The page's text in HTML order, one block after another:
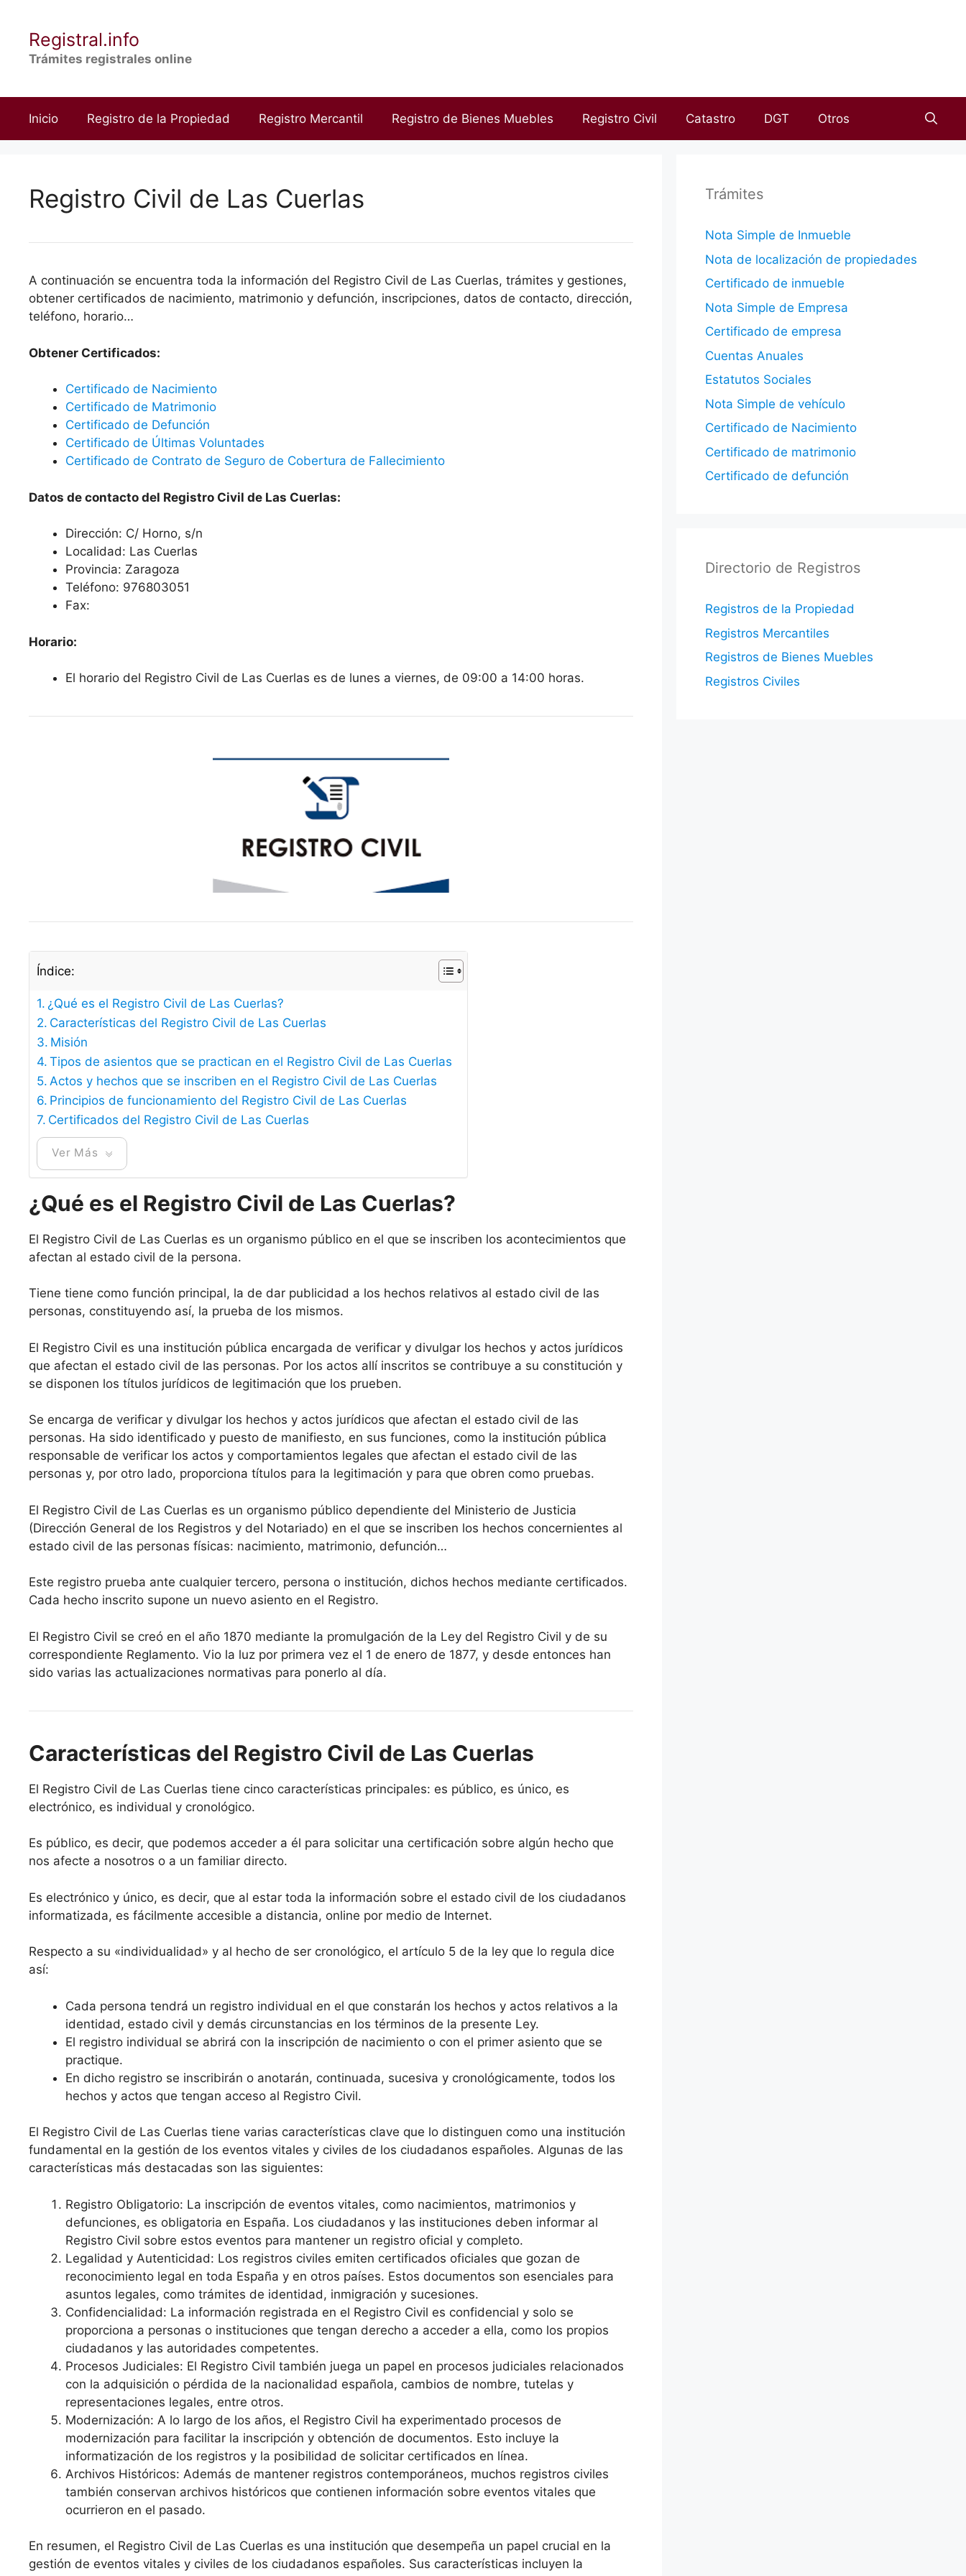
contenidoRegistral.info
Trámites registrales online
Inicio Registro de la Propiedad Registro Mercantil Registro de Bienes Muebles Registro Civil Catastro DGT Otros
Registro Civil de Las Cuerlas
A continuación se encuentra toda la información del Registro Civil de Las Cuerlas, trámites y gestiones,
obtener certificados de nacimiento, matrimonio y defunción, inscripciones, datos de contacto, dirección,
teléfono, horario…
Obtener Certificados:
Certificado de Nacimiento
Certificado de Matrimonio
Certificado de Defunción
Certificado de Últimas Voluntades
Certificado de Contrato de Seguro de Cobertura de Fallecimiento
Datos de contacto del Registro Civil de Las Cuerlas:
Dirección: C/ Horno, s/n
Localidad: Las Cuerlas
Provincia: Zaragoza
Teléfono: 976803051
Fax:
Horario:
El horario del Registro Civil de Las Cuerlas es de lunes a viernes, de 09:00 a 14:00 horas.
Índice:
¿Qué es el Registro Civil de Las Cuerlas?
Características del Registro Civil de Las Cuerlas
Misión
Tipos de asientos que se practican en el Registro Civil de Las Cuerlas
Actos y hechos que se inscriben en el Registro Civil de Las Cuerlas
Principios de funcionamiento del Registro Civil de Las Cuerlas
Certificados del Registro Civil de Las Cuerlas
Ver Más
¿Qué es el Registro Civil de Las Cuerlas?
El Registro Civil de Las Cuerlas es un organismo público en el que se inscriben los acontecimientos que
afectan al estado civil de la persona.
Tiene tiene como función principal, la de dar publicidad a los hechos relativos al estado civil de las
personas, constituyendo así, la prueba de los mismos.
El Registro Civil es una institución pública encargada de verificar y divulgar los hechos y actos jurídicos
que afectan el estado civil de las personas. Por los actos allí inscritos se contribuye a su constitución y
se disponen los títulos jurídicos de legitimación que los prueben.
Se encarga de verificar y divulgar los hechos y actos jurídicos que afectan el estado civil de las
personas. Ha sido identificado y puesto de manifiesto, en sus funciones, como la institución pública
responsable de verificar los actos y comportamientos legales que afectan el estado civil de las
personas y, por otro lado, proporciona títulos para la legitimación y para que obren como pruebas.
El Registro Civil de Las Cuerlas es un organismo público dependiente del Ministerio de Justicia
(Dirección General de los Registros y del Notariado) en el que se inscriben los hechos concernientes al
estado civil de las personas físicas: nacimiento, matrimonio, defunción…
Este registro prueba ante cualquier tercero, persona o institución, dichos hechos mediante certificados.
Cada hecho inscrito supone un nuevo asiento en el Registro.
El Registro Civil se creó en el año 1870 mediante la promulgación de la Ley del Registro Civil y de su
correspondiente Reglamento. Vio la luz por primera vez el 1 de enero de 1877, y desde entonces han
sido varias las actualizaciones normativas para ponerlo al día.
Características del Registro Civil de Las Cuerlas
El Registro Civil de Las Cuerlas tiene cinco características principales: es público, es único, es
electrónico, es individual y cronológico.
Es público, es decir, que podemos acceder a él para solicitar una certificación sobre algún hecho que
nos afecte a nosotros o a un familiar directo.
Es electrónico y único, es decir, que al estar toda la información sobre el estado civil de los ciudadanos
informatizada, es fácilmente accesible a distancia, online por medio de Internet.
Respecto a su «individualidad» y al hecho de ser cronológico, el artículo 5 de la ley que lo regula dice
así:
Cada persona tendrá un registro individual en el que constarán los hechos y actos relativos a la
identidad, estado civil y demás circunstancias en los términos de la presente Ley.
El registro individual se abrirá con la inscripción de nacimiento o con el primer asiento que se
practique.
En dicho registro se inscribirán o anotarán, continuada, sucesiva y cronológicamente, todos los
hechos y actos que tengan acceso al Registro Civil.
El Registro Civil de Las Cuerlas tiene varias características clave que lo distinguen como una institución
fundamental en la gestión de los eventos vitales y civiles de los ciudadanos españoles. Algunas de las
características más destacadas son las siguientes:
Registro Obligatorio: La inscripción de eventos vitales, como nacimientos, matrimonios y
defunciones, es obligatoria en España. Los ciudadanos y las instituciones deben informar al
Registro Civil sobre estos eventos para mantener un registro oficial y completo.
Legalidad y Autenticidad: Los registros civiles emiten certificados oficiales que gozan de
reconocimiento legal en toda España y en otros países. Estos documentos son esenciales para
asuntos legales, como trámites de identidad, inmigración y sucesiones.
Confidencialidad: La información registrada en el Registro Civil es confidencial y solo se
proporciona a personas o instituciones que tengan derecho a acceder a ella, como los propios
ciudadanos y las autoridades competentes.
Procesos Judiciales: El Registro Civil también juega un papel en procesos judiciales relacionados
con la adquisición o pérdida de la nacionalidad española, cambios de nombre, tutelas y
representaciones legales, entre otros.
Modernización: A lo largo de los años, el Registro Civil ha experimentado procesos de
modernización para facilitar la inscripción y obtención de documentos. Esto incluye la
informatización de los registros y la posibilidad de solicitar certificados en línea.
Archivos Históricos: Además de mantener registros contemporáneos, muchos registros civiles
también conservan archivos históricos que contienen información sobre eventos vitales que
ocurrieron en el pasado.
En resumen, el Registro Civil de Las Cuerlas es una institución que desempeña un papel crucial en la
gestión de eventos vitales y civiles de los ciudadanos españoles. Sus características incluyen la
Trámites
Nota Simple de Inmueble
Nota de localización de propiedades
Certificado de inmueble
Nota Simple de Empresa
Certificado de empresa
Cuentas Anuales
Estatutos Sociales
Nota Simple de vehículo
Certificado de Nacimiento
Certificado de matrimonio
Certificado de defunción
Directorio de Registros
Registros de la Propiedad
Registros Mercantiles
Registros de Bienes Muebles
Registros Civiles